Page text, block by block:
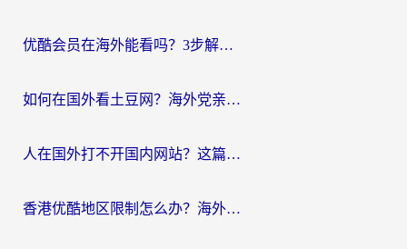
优酷会员在海外能看吗？3步解决海外追剧难题，附实测好用加速器推荐
如何在国外看土豆网？海外党亲测有效的追剧加速器选择指南
人在国外打不开国内网站？这篇攻略帮你无缝解锁国内资源（附交管12123使用技巧）
香港优酷地区限制怎么办？海外党亲测有效的追剧解决方案